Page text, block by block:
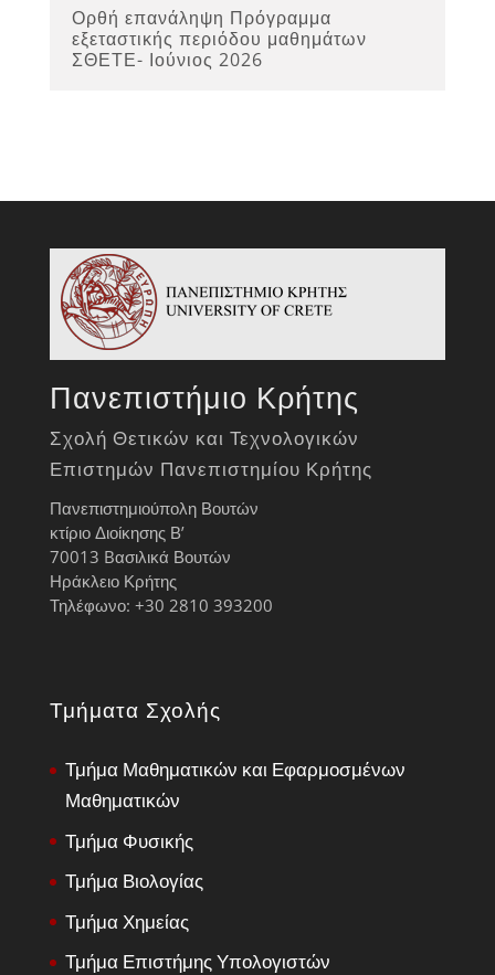
Ορθή επανάληψη Πρόγραμμα
εξεταστικής περιόδου μαθημάτων
ΣΘΕΤΕ- Ιούνιος 2026
Πανεπιστήμιο Κρήτης
Σχολή Θετικών και Τεχνολογικών
Επιστημών Πανεπιστημίου Κρήτης
Πανεπιστημιούπολη Βουτών
κτίριο Διοίκησης Β’
70013 Bασιλικά Βουτών
Ηράκλειο Κρήτης
Τηλέφωνο: +30 2810 393200
Τμήματα Σχολής
Τμήμα Μαθηματικών και Εφαρμοσμένων
Μαθηματικών
Τμήμα Φυσικής
Τμήμα Βιολογίας
Τμήμα Χημείας
Τμήμα Επιστήμης Υπολογιστών